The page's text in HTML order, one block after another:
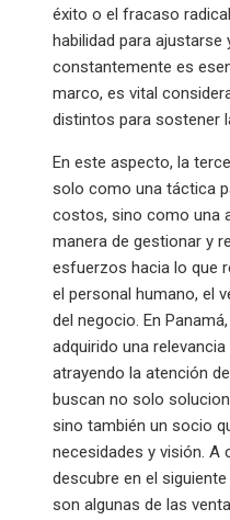
éxito o el fracaso
habilidad para ajustarse
constantemente es
marco, es vital
distintos para sostener
En este aspecto, la
solo como una táctica
costos, sino como una
manera de gestionar y
esfuerzos hacia lo que
el personal humano, el
del negocio. En
adquirido una relevancia
atrayendo la atención
buscan no solo
sino también un socio
necesidades y visión. A
descubre en el
son algunas de las